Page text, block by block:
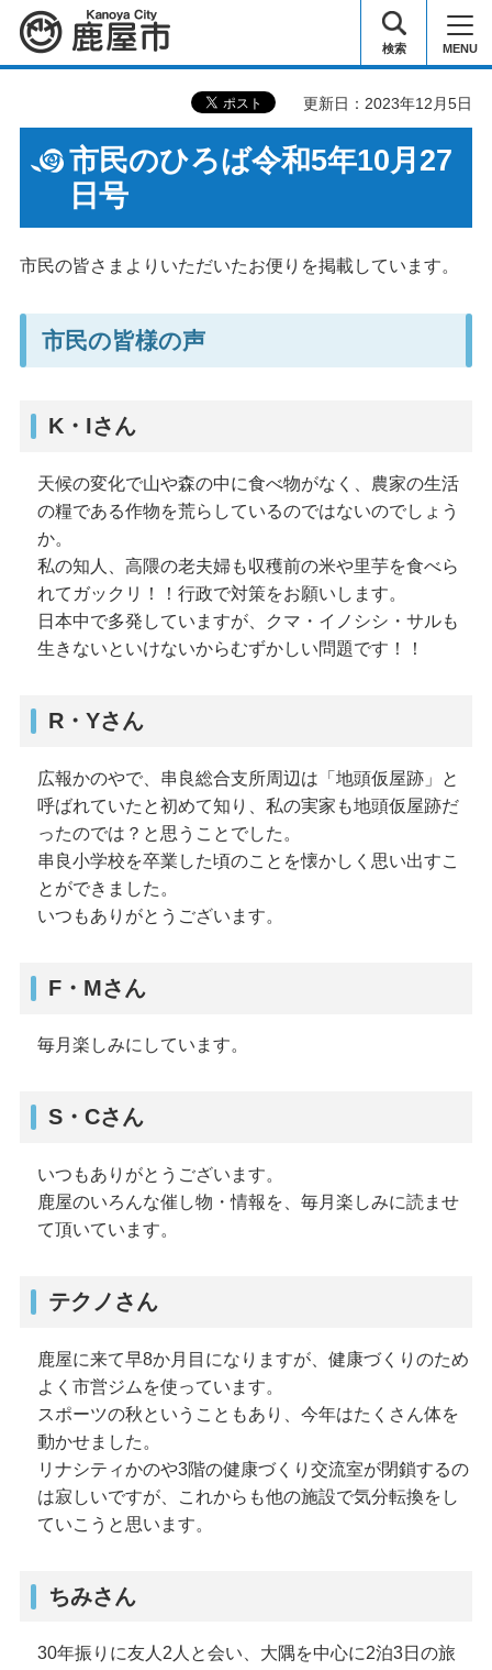
鹿屋市 検索 MENU
更新日：2023年12月5日
市民のひろば令和5年10月27
日号
市民の皆さまよりいただいたお便りを掲載しています。
市民の皆様の声
K・Iさん
天候の変化で山や森の中に食べ物がなく、農家の生活
の糧である作物を荒らしているのではないのでしょう
か。
私の知人、高隈の老夫婦も収穫前の米や里芋を食べら
れてガックリ！！行政で対策をお願いします。
日本中で多発していますが、クマ・イノシシ・サルも
生きないといけないからむずかしい問題です！！
R・Yさん
広報かのやで、串良総合支所周辺は「地頭仮屋跡」と
呼ばれていたと初めて知り、私の実家も地頭仮屋跡だ
ったのでは？と思うことでした。
串良小学校を卒業した頃のことを懐かしく思い出すこ
とができました。
いつもありがとうございます。
F・Mさん
毎月楽しみにしています。
S・Cさん
いつもありがとうございます。
鹿屋のいろんな催し物・情報を、毎月楽しみに読ませ
て頂いています。
テクノさん
鹿屋に来て早8か月目になりますが、健康づくりのため
よく市営ジムを使っています。
スポーツの秋ということもあり、今年はたくさん体を
動かせました。
リナシティかのや3階の健康づくり交流室が閉鎖するの
は寂しいですが、これからも他の施設で気分転換をし
ていこうと思います。
ちみさん
30年振りに友人2人と会い、大隅を中心に2泊3日の旅